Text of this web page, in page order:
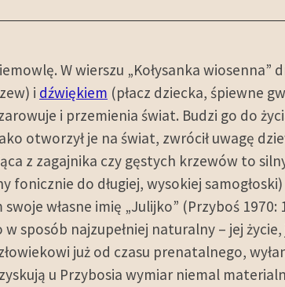
W wierszu „Kołysanka
i dźwiękiem (płacz dziecka, śpiewne
i przemienia świat. Budzi go do
otworzył je na świat, zwrócił uwagę
z zagajnika czy gęstych krzewów to
fonicznie do długiej, wysokiej
swoje własne imię „Julijko” (Przyboś
sposób najzupełniej naturalny – jej
już od czasu prenatalnego,
u Przybosia wymiar niemal